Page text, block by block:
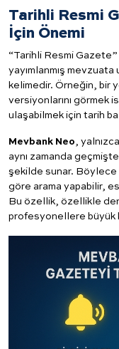
Tarihli Resmi
İçin Önemi
“Tarihli Resmi
yayımlanmış
kelimedir. Örneğin, bir
versiyonlarını görmek
ulaşabilmek için tarih
Mevbank Neo,
aynı zamanda
şekilde sunar. Böylece
göre arama yapabilir,
Bu özellik, özellikle
profesyonellere büyük